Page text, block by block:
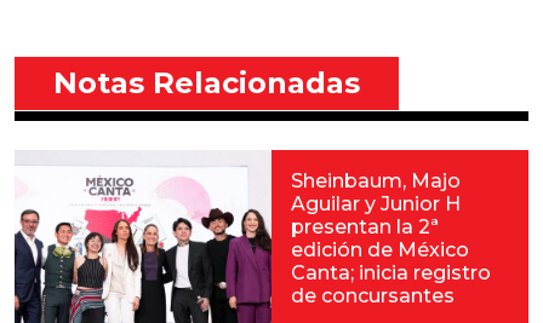
Notas Relacionadas
Sheinbaum, Majo
Aguilar y Junior H
presentan la 2ª
edición de México
Canta; inicia registro
de concursantes